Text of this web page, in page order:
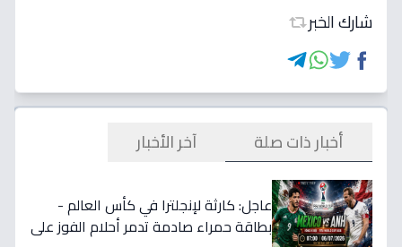
شارك الخبر
أخبار ذات صلة آخر الأخبار
عاجل: كارثة لإنجلترا في كأس العالم -
بطاقة حمراء صادمة تدمر أحلام الفوز على